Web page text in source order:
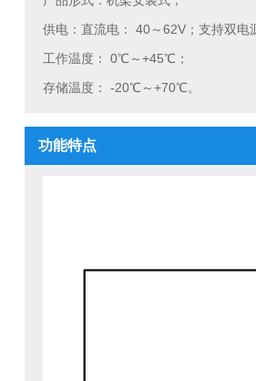
供电：直流电：
40～62V；支持双电
工作温度： 0℃～+45℃；
存储温度： -20℃～+70℃。
功能特点